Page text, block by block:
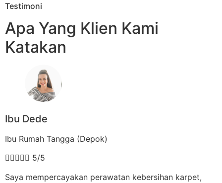
Testimoni
Apa Yang Klien Kami
Katakan
Ibu Dede
Ibu Rumah Tangga (Depok)
 5/5
Saya mempercayakan perawatan kebersihan karpet,